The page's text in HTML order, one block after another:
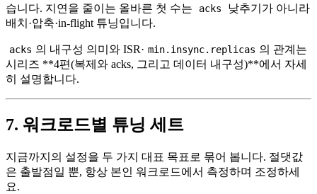
습니다. 지연을 줄이는 올바른 첫 수는
acks
낮추기가 아니라
배치·압축·in-flight 튜닝입니다.
acks 의 내구성 의미와 ISR· min.insync.replicas 의 관계는
시리즈 **4편(복제와 acks, 그리고 데이터 내구성)**에서 자세
히 설명합니다.
7. 워크로드별 튜닝 세트
지금까지의 설정을 두 가지 대표 목표로 묶어 봅니다. 절댓값
은 출발점일 뿐, 항상 본인 워크로드에서 측정하며 조정하세
요.